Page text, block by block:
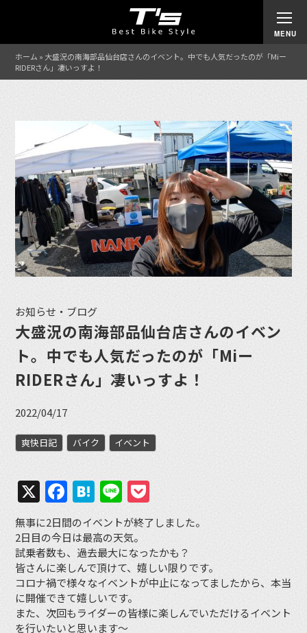
ホーム » 大盛況の南海部品仙台店さんのイベント。中でも人気だったのが「Miー
RIDERさん」凄いっすよ！
お知らせ・ブログ
大盛況の南海部品仙台店さんのイベン
ト。中でも人気だったのが「Miー
RIDERさん」凄いっすよ！
2022/04/17
爽快日記 バイク イベント
X Facebook
Hatena
Line
無事に2日間のイベントが終了しました。
2日目の今日は最高の天気。
試乗者数も、過去最大になったかも？
皆さんに楽しんで頂けて、嬉しい限りです。
コロナ禍で様々なイベントが中止になってましたから、本当
に開催できて嬉しいです。
また、次回もライダーの皆様に楽しんでいただけるイベント
を行いたいと思います〜